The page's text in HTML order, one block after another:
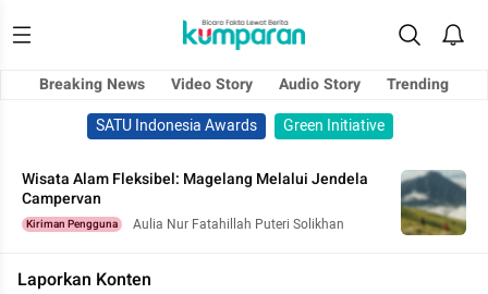
Breaking News Video Story Audio Story
Trending
SATU Indonesia Awards
Green Initiative
Wisata Alam Fleksibel: Magelang Melalui Jendela
Campervan
Kiriman Pengguna Aulia Nur Fatahillah Puteri Solikhan
Laporkan Konten